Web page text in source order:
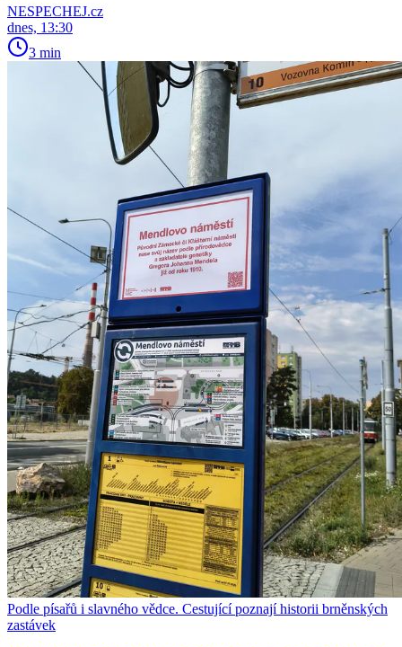
NESPECHEJ.cz
dnes, 13:30
3 min
Podle písařů i slavného vědce. Cestující poznají historii brněnských
zastávek